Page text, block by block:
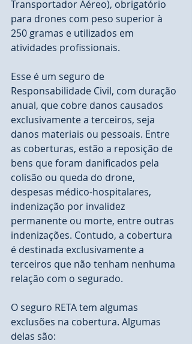
Transportador Aéreo), obrigatório
para drones com peso superior à
250 gramas e utilizados em
atividades profissionais.
Esse é um seguro de
Responsabilidade Civil, com duração
anual, que cobre danos causados
exclusivamente a terceiros, seja
danos materiais ou pessoais. Entre
as coberturas, estão a reposição de
bens que foram danificados pela
colisão ou queda do drone,
despesas médico-hospitalares,
indenização por invalidez
permanente ou morte, entre outras
indenizações. Contudo, a cobertura
é destinada exclusivamente a
terceiros que não tenham nenhuma
relação com o segurado.
O seguro RETA tem algumas
exclusões na cobertura. Algumas
delas são: